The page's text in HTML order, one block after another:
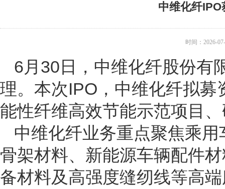
中维化纤
时间：2026-
6月30日， 中维化纤股份有
理。本次IPO，中维化纤拟
能性纤维高效节能示范项目
中维化纤业务重点聚焦乘用
骨架材料、新能源车辆配件
备材料及高强度缝纫线等高